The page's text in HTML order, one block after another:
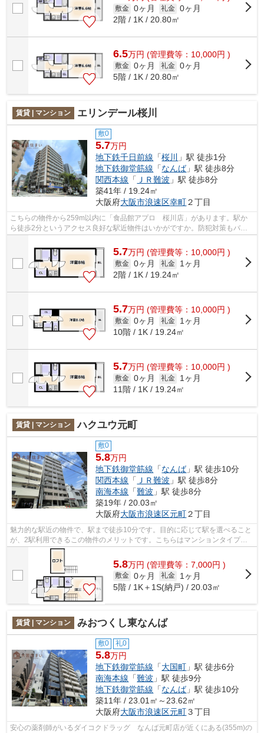
敷金 0ヶ月 礼金 0ヶ月
2階 / 1K / 20.80㎡
6.5万円 (管理費等：10,000円 )
敷金 0ヶ月 礼金 0ヶ月
5階 / 1K / 20.80㎡
賃貸 | マンション エリンデール桜川
敷0
5.7万円
地下鉄千日前線 「桜川
」駅 徒歩1分
地下鉄御堂筋線 「なんば」駅 徒歩8分
関西本線 「 ＪＲ難波 」駅 徒歩8分
築41年 / 19.24㎡
大阪府大阪市浪速区幸町２丁目
こちらの物件から259m以内に「食品館アプロ 桜川店」があります。駅か
ら徒歩2分というアクセス良好な駅近物件はいかがですか。防犯対策もバッ
チリなマンションタイプの物件です。共用...
5.7万円 (管理費等：10,000円 )
敷金 0ヶ月 礼金
1ヶ月
2階 / 1K / 19.24㎡
5.7万円 (管理費等：10,000円 )
敷金 0ヶ月 礼金
1ヶ月
10階 / 1K / 19.24㎡
5.7万円 (管理費等：10,000円 )
敷金 0ヶ月 礼金
1ヶ月
11階 / 1K / 19.24㎡
賃貸 | マンション ハクユウ元町
敷0
5.8万円
地下鉄御堂筋線 「なんば」駅 徒歩10分
関西本線 「 ＪＲ難波 」駅 徒歩8分
南海本線 「難波 」駅 徒歩8分
築19年 / 20.03㎡
大阪府大阪市浪速区元町２丁目
魅力的な駅近の物件で、駅まで徒歩10分です。目的に応じて駅を選べること
が、2駅利用できるこの物件のメリットです。こちらはマンションタイプに
なります。共用部にはエレベータ・敷地...
5.8万円 (管理費等：7,000円 )
敷金 0ヶ月 礼金
1ヶ月
5階 / 1K＋1S(納戸) / 20.03㎡
賃貸 | マンション みおつくし東なんば
敷0 礼0
5.8万円
地下鉄御堂筋線 「大国町 」駅 徒歩6分
南海本線 「難波 」駅 徒歩9分
地下鉄御堂筋線 「なんば」駅 徒歩10分
築11年 / 23.01㎡～23.62㎡
大阪府大阪市浪速区元町３丁目
安心の薬剤師がいるダイコクドラッグ なんば元町店が近くにある(355m)の